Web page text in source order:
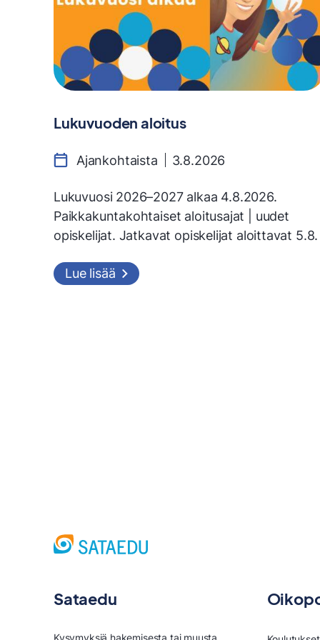
Lukuvuoden aloitus
Ajankohtaista 3.8.2026
Lukuvuosi 2026–2027 alkaa 4.8.2026.
Paikkakuntakohtaiset aloitusajat | uudet
opiskelijat. Jatkavat opiskelijat aloittavat 5.8.
Lue lisää
Sataedu